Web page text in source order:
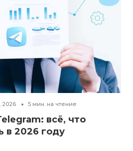
2026 5 мин. на чтение
всё, что
в 2026 году